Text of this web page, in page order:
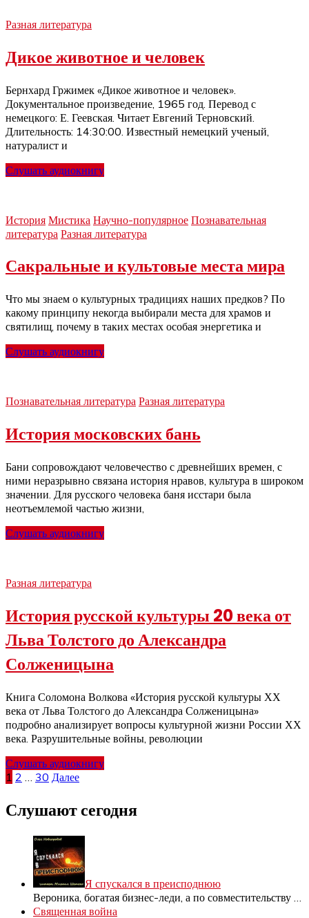
Разная литература
Дикое животное и человек
Бернхард Гржимек «Дикое животное и человек».
Документальное произведение, 1965 год. Перевод с
немецкого: Е. Геевская. Читает Евгений Терновский.
Длительность: 14:30:00. Известный немецкий ученый,
натуралист и
Слушать аудиокнигу
История Мистика Научно-популярное Познавательная
литература Разная литература
Сакральные и культовые места мира
Что мы знаем о культурных традициях наших предков? По
какому принципу некогда выбирали места для храмов и
святилищ, почему в таких местах особая энергетика и
Слушать аудиокнигу
Познавательная литература Разная литература
История московских бань
Бани сопровождают человечество с древнейших времен, с
ними неразрывно связана история нравов, культура в широком
значении. Для русского человека баня исстари была
неотъемлемой частью жизни,
Слушать аудиокнигу
Разная литература
История русской культуры 20 века от
Льва Толстого до Александра
Солженицына
Книга Соломона Волкова «История русской культуры ХХ
века от Льва Толстого до Александра Солженицына»
подробно анализирует вопросы культурной жизни России ХХ
века. Разрушительные войны, революции
Слушать аудиокнигу
Пагинация
записей
1 2 30 Далее
Слушают сегодня
Я спускался в преисподнюю
Вероника, богатая бизнес-леди, а по совместительству
Священная война